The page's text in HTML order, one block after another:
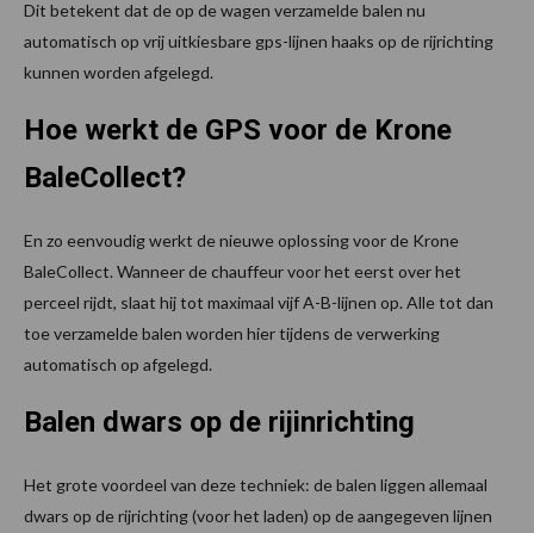
Dit betekent dat de op de wagen verzamelde balen nu
automatisch op vrij uitkiesbare gps-lijnen haaks op de rijrichting
kunnen worden afgelegd.
Hoe werkt de GPS voor de Krone
BaleCollect?
En zo eenvoudig werkt de nieuwe oplossing voor de Krone
BaleCollect. Wanneer de chauffeur voor het eerst over het
perceel rijdt, slaat hij tot maximaal vijf A-B-lijnen op. Alle tot dan
toe verzamelde balen worden hier tijdens de verwerking
automatisch op afgelegd.
Balen dwars op de rijinrichting
Het grote voordeel van deze techniek: de balen liggen allemaal
dwars op de rijrichting (voor het laden) op de aangegeven lijnen